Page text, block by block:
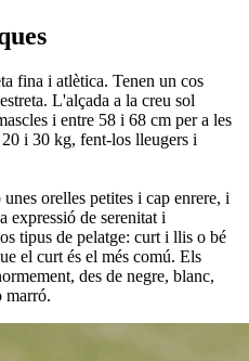
fina i atlètica. Tenen un cos
L'alçada a la creu sol
i entre 58 i 68 cm per a les
i 30 kg, fent-los lleugers i
orelles petites i cap enrere, i
expressió de serenitat i
tipus de pelatge: curt i llis o bé
el curt és el més comú. Els
des de negre, blanc,
marró.